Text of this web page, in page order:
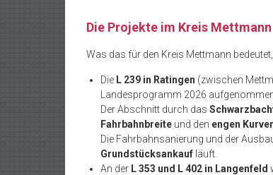
Die Projekte im Kreis Mettmann
Was das für den Kreis Mettmann
Die L 239 in Ratingen (zwischen
Landesprogramm 2026
Der Abschnitt durch das
Fahrbahnbreite und den engen
Die Fahrbahnsanierung und der
Grundstücksankauf läuft.
An der L 353 und L 402 in Langenfeld